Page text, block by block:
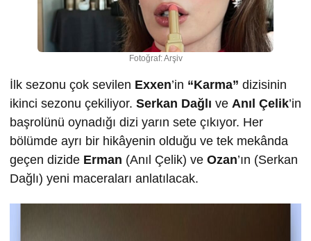
Fotoğraf: Arşiv
İlk sezonu çok sevilen Exxen’in “Karma” dizisinin
ikinci sezonu çekiliyor. Serkan Dağlı ve Anıl Çelik’in
başrolünü oynadığı dizi yarın sete çıkıyor. Her
bölümde ayrı bir hikâyenin olduğu ve tek mekânda
geçen dizide Erman (Anıl Çelik) ve Ozan’ın (Serkan
Dağlı) yeni maceraları anlatılacak.